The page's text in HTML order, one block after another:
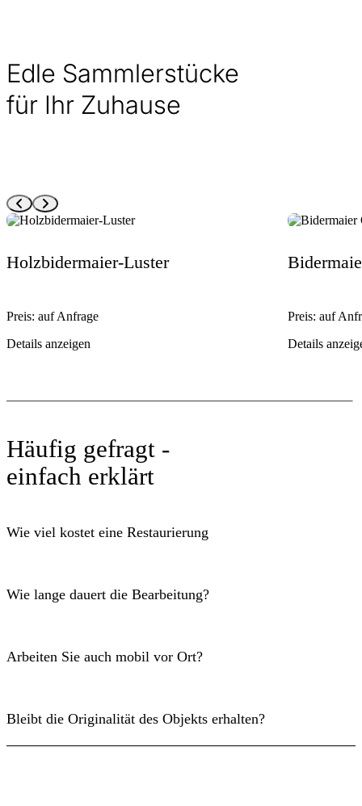
Edle Sammlerstücke
für Ihr Zuhause
Holzbidermaier-Luster
Preis: auf Anfrage
Details anzeigen
Preis: auf
Details
Häufig gefragt -
einfach erklärt
Wie viel kostet eine Restaurierung
Wie lange dauert die Bearbeitung?
Arbeiten Sie auch mobil vor Ort?
Bleibt die Originalität des Objekts erhalten?